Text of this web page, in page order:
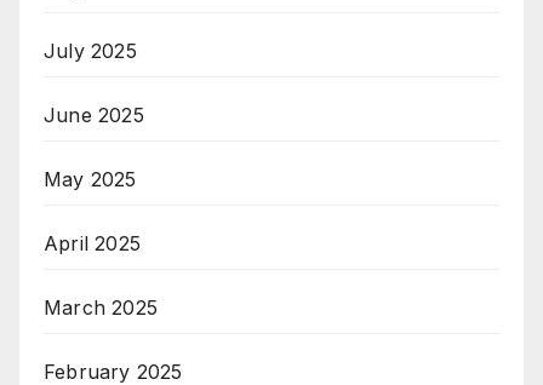
July 2025
June 2025
May 2025
April 2025
March 2025
February 2025